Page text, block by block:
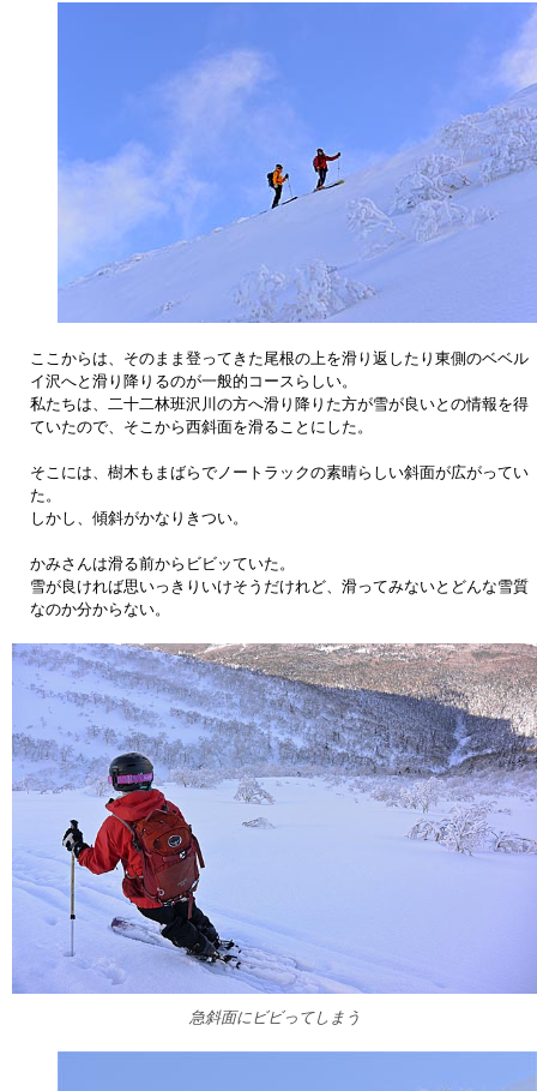
ここからは、そのまま登ってきた尾根の上を滑り返したり東側のベベル
イ沢へと滑り降りるのが一般的コースらしい。
私たちは、二十二林班沢川の方へ滑り降りた方が雪が良いとの情報を得
ていたので、そこから西斜面を滑ることにした。
そこには、樹木もまばらでノートラックの素晴らしい斜面が広がってい
た。
しかし、傾斜がかなりきつい。
かみさんは滑る前からビビッていた。
雪が良ければ思いっきりいけそうだけれど、滑ってみないとどんな雪質
なのか分からない。
急斜面にビビってしまう